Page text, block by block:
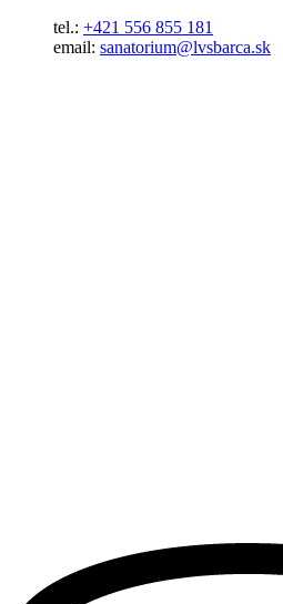
tel.: +421 556 855 181
email: sanatorium@lvsbarca.sk